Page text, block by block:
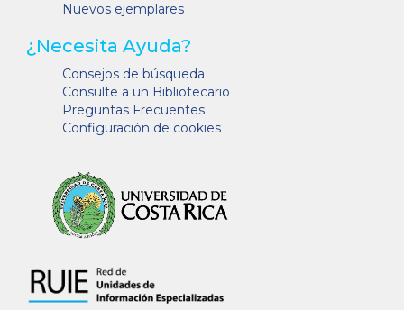
Nuevos ejemplares
¿Necesita Ayuda?
Consejos de búsqueda
Consulte a un Bibliotecario
Preguntas Frecuentes
Configuración de cookies